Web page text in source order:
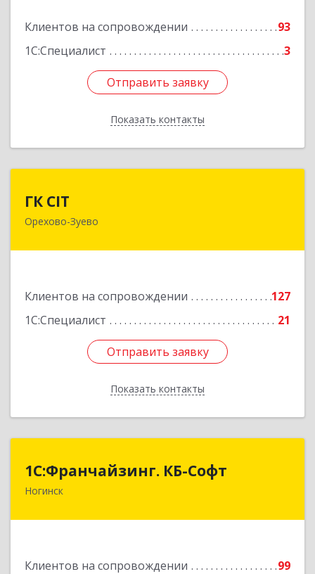
Клиентов на сопровождении
93
1С:Специалист
3
Отправить заявку
Показать контакты
Отправить заявку
Назад
ГК CIT
Орехово-Зуево
Клиентов на сопровождении
127
1С:Специалист
21
Отправить заявку
Показать контакты
142600, Московская обл, Орехово-Зуево г,
Подробнее
Отправить заявку
Назад
1С:Франчайзинг. КБ-Софт
Ногинск
Клиентов на сопровождении 99
1С:Франчайзинг. КБ-Софт
142400, Московская обл, г.о Богородский,
Подробнее